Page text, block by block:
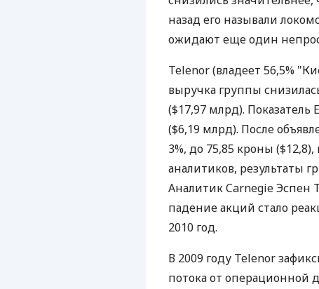
назад его называли
ожидают еще один
Telenor (владеет 56,5%
выручка группы
($17,97 млрд). Показатель
($6,19 млрд). После
3%, до 75,85 кроны
аналитиков, результаты
Аналитик Carnegie Эспен
падение акций стало
2010 год.
В 2009 году Telenor
потока от операционной